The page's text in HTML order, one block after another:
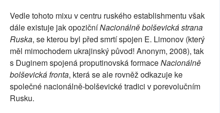
Vedle tohoto mixu v centru ruského establishmentu však
dále existuje jak opozičníNacionálně bolševická strana
Ruska, se kterou byl před smrtí spojen E. Limonov (který
měl mimochodem ukrajinský původ! Anonym, 2008), tak
s Duginem spojená proputinovská formaceNacionálně
bolševická fronta, která se ale rovněž odkazuje ke
společné nacionálně-bolševické tradici v porevolučním
Rusku.